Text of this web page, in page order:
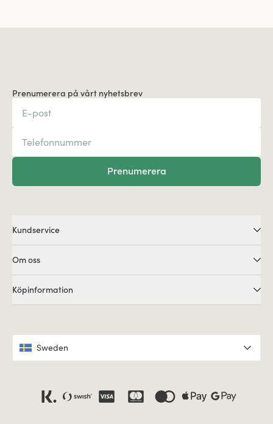
Prenumerera på vårt nyhetsbrev
Prenumerera
Kundservice
Om oss
Köpinformation
Sweden